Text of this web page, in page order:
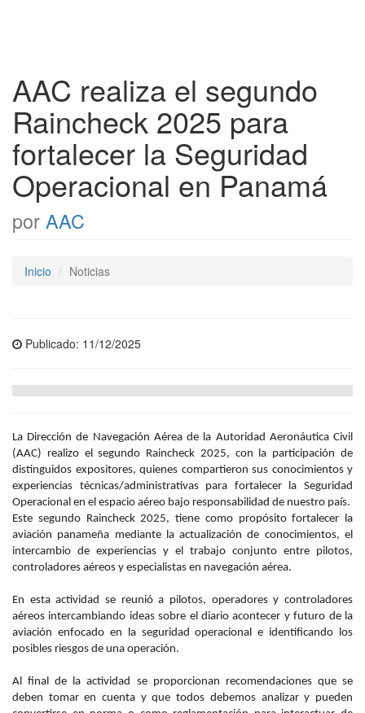
AAC realiza el segundo
Raincheck 2025 para
fortalecer la Seguridad
Operacional en Panamá
por AAC
Inicio Noticias
Publicado: 11/12/2025
La Dirección de Navegación Aérea de la Autoridad Aeronáutica Civil
(AAC) realizo el segundo Raincheck 2025, con la participación de
distinguidos expositores, quienes compartieron sus conocimientos y
experiencias técnicas/administrativas para fortalecer la Seguridad
Operacional en el espacio aéreo bajo responsabilidad de nuestro país.
Este segundo Raincheck 2025, tiene como propósito fortalecer la
aviación panameña mediante la actualización de conocimientos, el
intercambio de experiencias y el trabajo conjunto entre pilotos,
controladores aéreos y especialistas en navegación aérea.
En esta actividad se reunió a pilotos, operadores y controladores
aéreos intercambiando ideas sobre el diario acontecer y futuro de la
aviación enfocado en la seguridad operacional e identificando los
posibles riesgos de una operación.
Al final de la actividad se proporcionan recomendaciones que se
deben tomar en cuenta y que todos debemos analizar y pueden